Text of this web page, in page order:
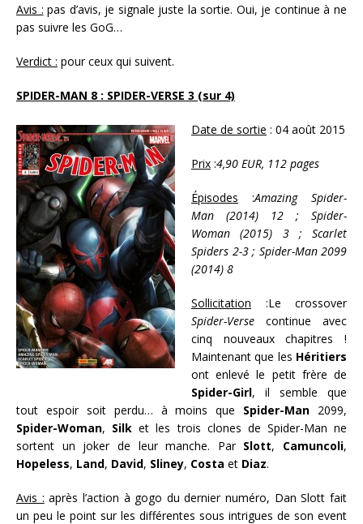
Avis : pas d’avis, je signale juste la sortie. Oui, je continue à ne
pas suivre les GoG…
Verdict : pour ceux qui suivent.
SPIDER-MAN 8 : SPIDER-VERSE 3 (sur 4)
Date de sortie : 04 août 2015
Prix :4,90 EUR, 112 pages
Épisodes :Amazing Spider-
Man (2014) 12 ; Spider-
Woman (2015) 3 ; Scarlet
Spiders 2-3 ; Spider-Man 2099
(2014) 8
Sollicitation :Le crossover
Spider-Verse continue avec
cinq nouveaux chapitres !
Maintenant que les Héritiers
ont enlevé le petit frère de
Spider-Girl, il semble que
tout espoir soit perdu… à moins que Spider-Man 2099,
Spider-Woman, Silk et les trois clones de Spider-Man ne
sortent un joker de leur manche. Par Slott, Camuncoli,
Hopeless, Land, David, Sliney, Costa et Diaz.
Avis : après l’action à gogo du dernier numéro, Dan Slott fait
un peu le point sur les différentes sous intrigues de son event